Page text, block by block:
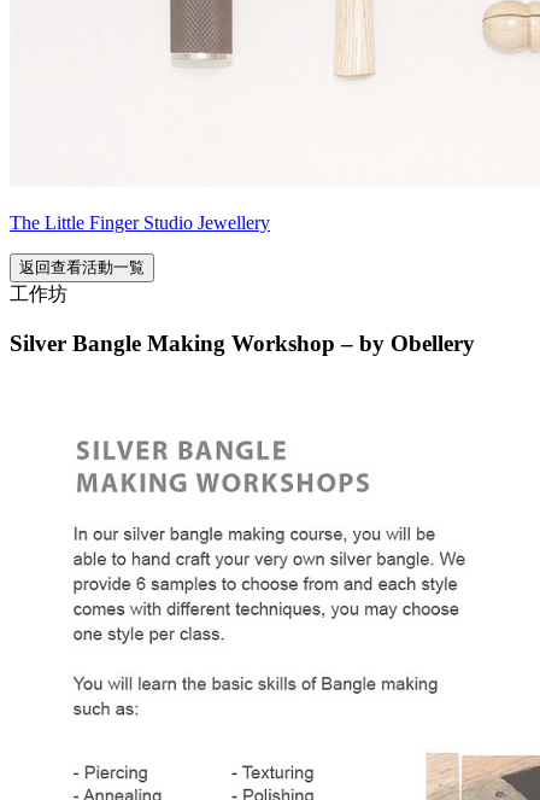
The Little Finger Studio Jewellery
返回查看活動一覧
工作坊
Silver Bangle Making Workshop – by Obellery